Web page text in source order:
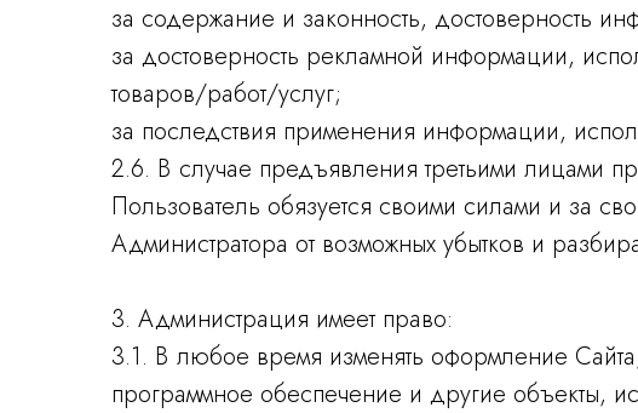
за содержание и законность, достоверность
за достоверность рекламной информации,
товаров/работ/услуг;
за последствия применения информации,
2.6. В случае предъявления третьими лицами
Пользователь обязуется своими силами и за
Администратора от возможных убытков и
3. Администрация имеет право:
3.1. В любое время изменять оформление
программное обеспечение и другие объекты,